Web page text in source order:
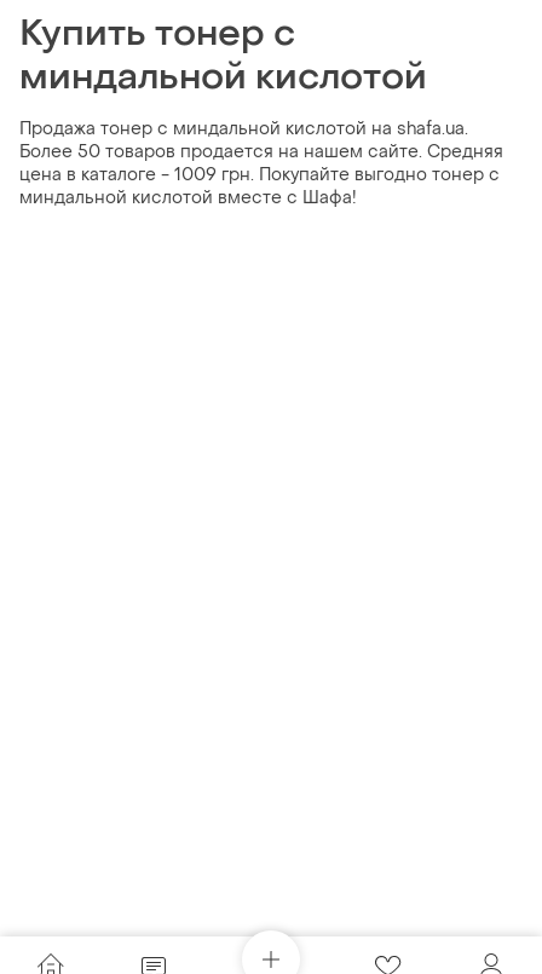
Купить тонер с
миндальной кислотой
Продажа тонер с миндальной кислотой на shafa.ua.
Более 50 товаров продается на нашем сайте. Средняя
цена в каталоге - 1009 грн. Покупайте выгодно тонер с
миндальной кислотой вместе с Шафа!